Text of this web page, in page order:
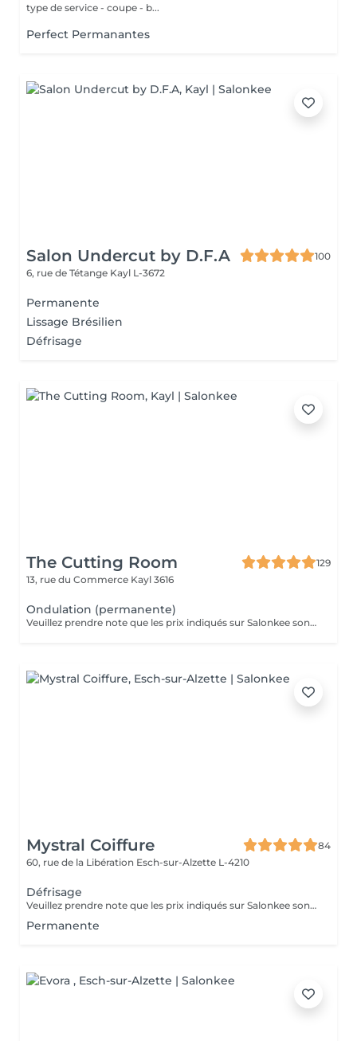
type de service - coupe - b...
Perfect Permanantes
Salon Undercut by D.F.A
100
6, rue de Tétange Kayl L-3672
Permanente
Lissage Brésilien
Défrisage
The Cutting Room
129
13, rue du Commerce Kayl 3616
Ondulation (permanente)
Veuillez prendre note que les prix indiqués sur Salonkee sont communiqués à titre informatif et s'entendent de base. Ces derniers sont susceptibles de varier selon le diagnostic réalisé à votre arrivée au salon et l'expertise du professionnel à qui vous confiez votre beauté. Dans tous les cas, un devis précis vous sera proposé et toutes réalisations de prestations seront effectuées avec votre accord. Un grand merci d'avance pour votre compréhension. Au plaisir de vous recevoir très vite.
Mystral Coiffure
84
60, rue de la Libération Esch-sur-Alzette L-4210
Défrisage
Veuillez prendre note que les prix indiqués sur Salonkee sont communiqués à titre informatif et s'entendent de base. Ces derniers sont susceptibles de varier selon le diagnostic réalisé à votre arrivée au salon et l'expertise du professionnel à qui vous confiez votre beauté. Dans tous les cas, un devis précis vous sera proposé et toutes réalisations de prestations seront effectuées avec votre accord. Un grand merci d'avance pour votre compréhension. Au plaisir de vous recevoir très vite.
Permanente